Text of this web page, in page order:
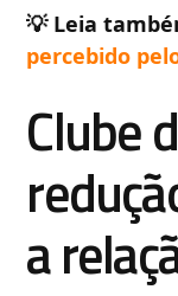
💡 Leia
percebido
Clube
a